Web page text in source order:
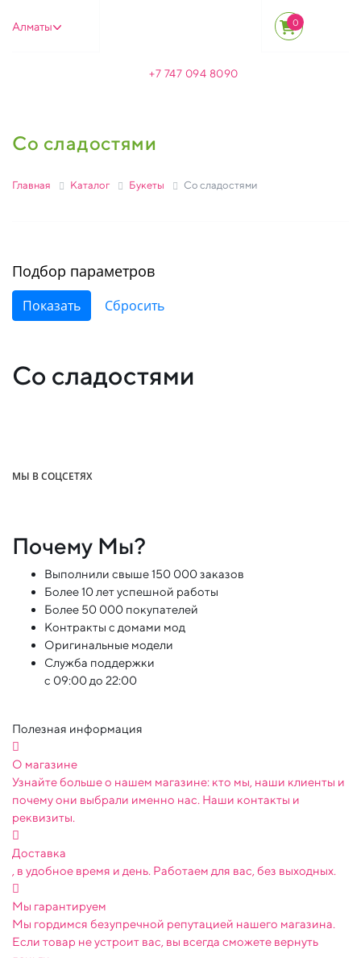
Алматы 0
+7 747 094 8090
Со сладостями
Главная Каталог Букеты Со сладостями
Подбор параметров
Со сладостями
МЫ В СОЦСЕТЯХ
Почему Мы?
Выполнили свыше 150 000 заказов
Более 10 лет успешной работы
Более 50 000 покупателей
Контракты с домами мод
Оригинальные модели
Служба поддержки
с 09:00 до 22:00
Полезная информация
О магазине
Узнайте больше о нашем магазине: кто мы, наши клиенты и
почему они выбрали именно нас. Наши контакты и
реквизиты.
Доставка
, в удобное время и день. Работаем для вас, без выходных.
Мы гарантируем
Мы гордимся безупречной репутацией нашего магазина.
Если товар не устроит вас, вы всегда сможете вернуть